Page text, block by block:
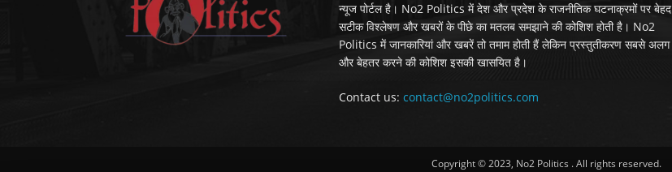
न्यूज पोर्टल है। No2 Politics में देश और प्रदेश के राजनीतिक घटनाक्रमों पर बेहद
सटीक विश्लेषण और खबरों के पीछे का मतलब समझाने की कोशिश होती है। No2
Politics में जानकारियां और खबरें तो तमाम होती हैं लेकिन प्रस्तुतीकरण सबसे अलग
और बेहतर करने की कोशिश इसकी खासयित है।
Contact us: contact@no2politics.com
Copyright © 2023, No2 Politics . All rights reserved.